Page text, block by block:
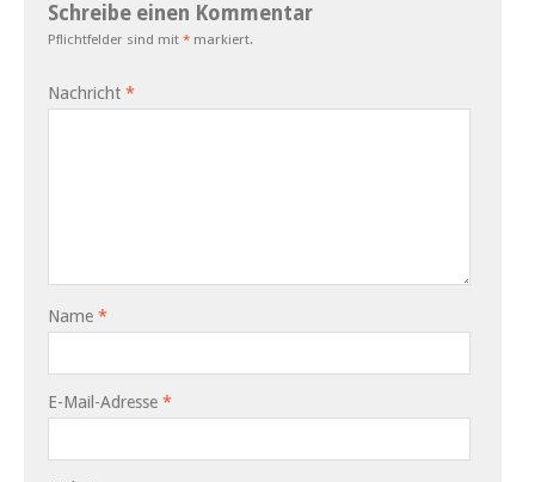
Schreibe einen Kommentar
Pflichtfelder sind mit * markiert.
Nachricht *
Name *
E-Mail-Adresse *